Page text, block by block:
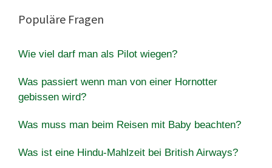
Populäre Fragen
Wie viel darf man als Pilot wiegen?
Was passiert wenn man von einer Hornotter
gebissen wird?
Was muss man beim Reisen mit Baby beachten?
Was ist eine Hindu-Mahlzeit bei British Airways?